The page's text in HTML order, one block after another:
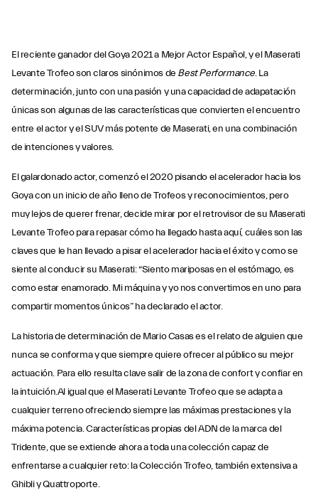
El reciente ganador del Goya 2021 a Mejor Actor Español, y el Maserati
Levante Trofeo son claros sinónimos de Best Performance. La
determinación, junto con una pasión y una capacidad de adapatación
únicas son algunas de las características que convierten el encuentro
entre el actor y el SUV más potente de Maserati, en una combinación
de intenciones y valores.
El galardonado actor, comenzó el 2020 pisando el acelerador hacia los
Goya con un inicio de año lleno de Trofeos y reconocimientos, pero
muy lejos de querer frenar, decide mirar por el retrovisor de su Maserati
Levante Trofeo para repasar cómo ha llegado hasta aquí, cuáles son las
claves que le han llevado a pisar el acelerador hacia el éxito y como se
siente al conducir su Maserati: “Siento mariposas en el estómago, es
como estar enamorado. Mi máquina y yo nos convertimos en uno para
compartir momentos únicos” ha declarado el actor.
La historia de determinación de Mario Casas es el relato de alguien que
nunca se conforma y que siempre quiere ofrecer al público su mejor
actuación. Para ello resulta clave salir de la zona de confort y confiar en
la intuición.Al igual que el Maserati Levante Trofeo que se adapta a
cualquier terreno ofreciendo siempre las máximas prestaciones y la
máxima potencia. Características propias del ADN de la marca del
Tridente, que se extiende ahora a toda una colección capaz de
enfrentarse a cualquier reto: la Colección Trofeo, también extensiva a
Ghibli y Quattroporte.